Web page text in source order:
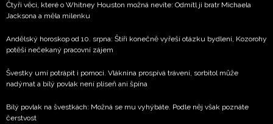
Čtyři věci, které o Whitney Houston možná nevíte: Odmítl ji bratr Michaela
Jacksona a měla milenku
Andělský horoskop od 10. srpna: Štíři konečně vyřeší otázku bydlení, Kozorohy
potěší nečekaný pracovní zájem
Švestky umí potrápit i pomoci. Vláknina prospívá trávení, sorbitol může
nadýmat a bílý povlak není plíseň ani špína
Bílý povlak na švestkách: Možná se mu vyhýbáte. Podle něj však poznáte
čerstvost